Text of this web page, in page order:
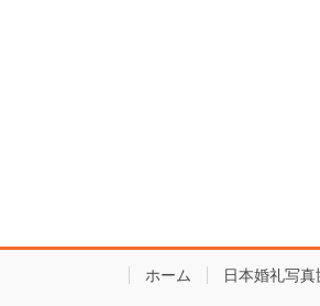
ホーム 日本婚礼写